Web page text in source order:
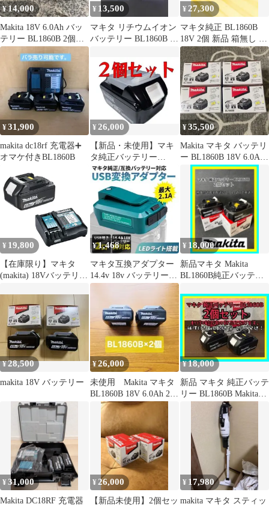
¥14,000
Makita 18V 6.0Ah バッ
テリー BL1860B 2個セ
ット
¥ 13,500
マキタ リチウムイオン
バッテリー BL1860B 本
¥ 27,300
マキタ純正 BL1860B
18V 2個 新品 箱無し マ
キタ マキタ
¥31,900
makita dc18rf 充電器➕
オマケ付きBL1860B
¥ 26,000
【新品・未使用】マキ
タ純正バッテリー
BL1860B 2個セット
¥35,500
Makita マキタ バッテリ
ー BL1860B 18V 6.0Ah
4個セット
¥ 19,800
【在庫限り】マキタ
(makita) 18Vバッテリー
DC18RF 純正 正規販売
店 高容量 急速充電対応
電動工具用 国内流通品
¥1,468
マキタ互換アダプター
14.4v 18v バッテリー対
応 2口 USB ライトA
¥ 18,000
新品マキタ Makita
BL1860B純正バッテリ
¥28,500
makita 18V バッテリー
¥26,000
未使用 Makita マキタ
BL1860B 18V 6.0Ah 2個
セット
¥18,000
新品 マキタ 純正バッテ
リー BL1860B Makita
18V 2個セット
¥31,000
Makita DC18RF 充電器
¥26,000
【新品未使用】2個セッ
¥ 17,980
makita マキタ スティッ